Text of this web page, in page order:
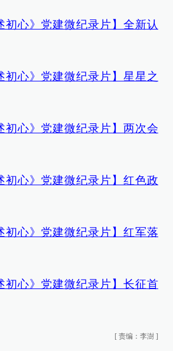
初心》党建微纪录片】全新认
初心》党建微纪录片】星星之
初心》党建微纪录片】两次会
初心》党建微纪录片】红色政
初心》党建微纪录片】红军落
初心》党建微纪录片】长征首
[ 责编：李澍 ]